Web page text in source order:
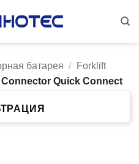
батарея /
Forklift
Connector Quick Connect